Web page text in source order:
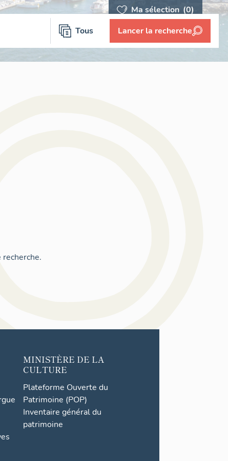
Ma sélection (0)
Tous Lancer la recherche
MINISTÈRE DE LA
CULTURE
Plateforme Ouverte du
Patrimoine (POP)
Inventaire général du
patrimoine